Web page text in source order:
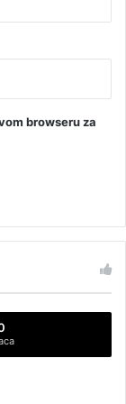
browseru za